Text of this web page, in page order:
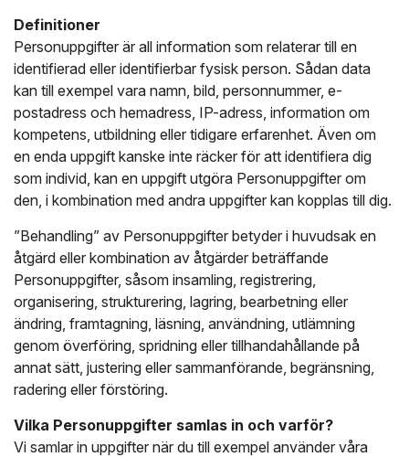
Definitioner
Personuppgifter är all information som relaterar till en
identifierad eller identifierbar fysisk person. Sådan data
kan till exempel vara namn, bild, personnummer, e-
postadress och hemadress, IP-adress, information om
kompetens, utbildning eller tidigare erfarenhet. Även om
en enda uppgift kanske inte räcker för att identifiera dig
som individ, kan en uppgift utgöra Personuppgifter om
den, i kombination med andra uppgifter kan kopplas till dig.
”Behandling” av Personuppgifter betyder i huvudsak en
åtgärd eller kombination av åtgärder beträffande
Personuppgifter, såsom insamling, registrering,
organisering, strukturering, lagring, bearbetning eller
ändring, framtagning, läsning, användning, utlämning
genom överföring, spridning eller tillhandahållande på
annat sätt, justering eller sammanförande, begränsning,
radering eller förstöring.
Vilka Personuppgifter samlas in och varför?
Vi samlar in uppgifter när du till exempel använder våra